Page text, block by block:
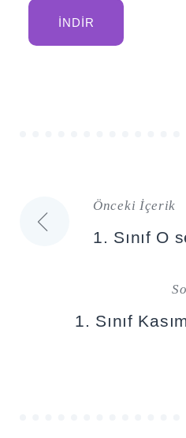
İNDIR
Yazı
Önceki İçerik
1. Sınıf O
1. Sınıf